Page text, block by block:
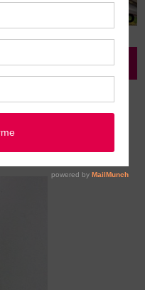
y ceremonia /
y alimento para rituales.
ORIGINAL PL